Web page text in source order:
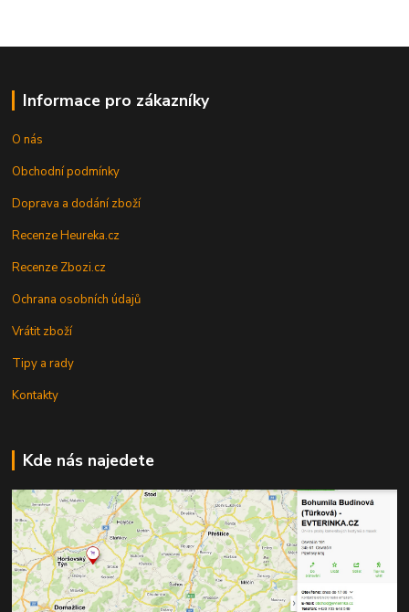
Informace pro zákazníky
O nás
Obchodní podmínky
Doprava a dodání zboží
Recenze Heureka.cz
Recenze Zbozi.cz
Ochrana osobních údajů
Vrátit zboží
Tipy a rady
Kontakty
Kde nás najedete